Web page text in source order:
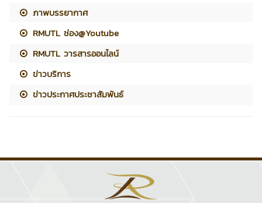
ภาพบรรยากาศ
RMUTL ช่อง@Youtube
RMUTL วารสารออนไลน์
ข่าวบริการ
ข่าวประกาศประชาสัมพันธ์